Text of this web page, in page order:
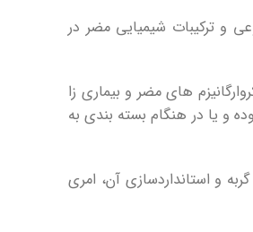
و ترکیبات شیمیایی مضر در
های مضر و بیماری زا
و یا در هنگام بسته بندی به
و استانداردسازی آن، امری